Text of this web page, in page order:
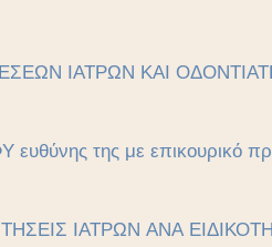
ΙΑΤΡΩΝ ΚΑΙ
της με επικουρικό
ΙΑΤΡΩΝ ΑΝΑ